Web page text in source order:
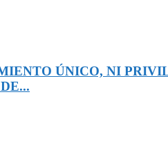
ÚNICO, NI